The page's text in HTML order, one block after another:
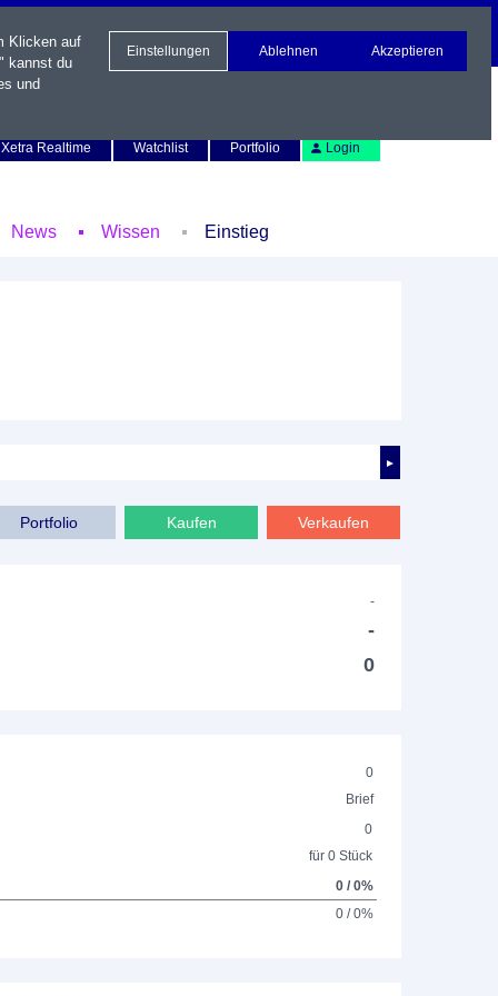
Xetra Realtime
Watchlist Portfolio Login
News Wissen Einstieg
►
Portfolio Kaufen Verkaufen
-
-
0
0
Brief
0
für 0 Stück
0 / 0%
0 / 0%
Klicken auf
kannst du
und
Einstellungen Ablehnen Akzeptieren